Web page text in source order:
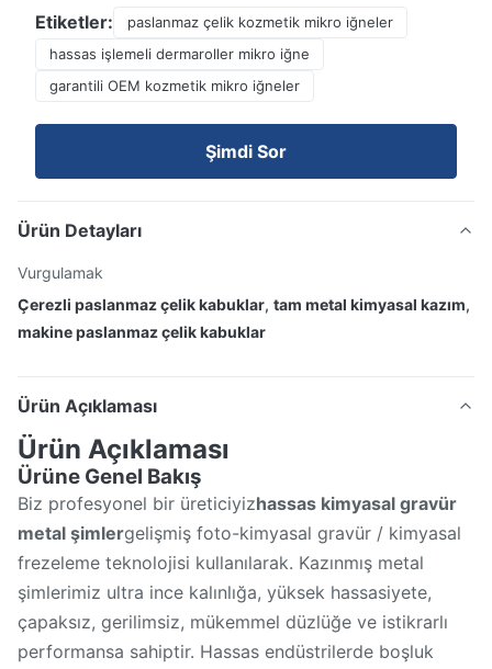
Etiketler:
paslanmaz çelik kozmetik mikro iğneler
hassas işlemeli dermaroller mikro iğne
garantili OEM kozmetik mikro iğneler
Şimdi Sor
Ürün Detayları
Vurgulamak
Çerezli paslanmaz çelik kabuklar, tam metal kimyasal kazım,
makine paslanmaz çelik kabuklar
Ürün Açıklaması
Ürün Açıklaması
Ürüne Genel Bakış
Biz profesyonel bir üreticiyizhassas kimyasal gravür
metal şimlergelişmiş foto-kimyasal gravür / kimyasal
frezeleme teknolojisi kullanılarak. Kazınmış metal
şimlerimiz ultra ince kalınlığa, yüksek hassasiyete,
çapaksız, gerilimsiz, mükemmel düzlüğe ve istikrarlı
performansa sahiptir. Hassas endüstrilerde boşluk